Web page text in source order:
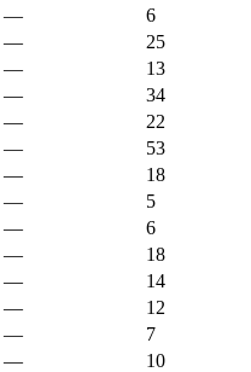
—
6
—
25
—
13
—
34
—
22
—
53
—
18
—
5
—
6
—
18
—
14
—
12
—
7
—
10